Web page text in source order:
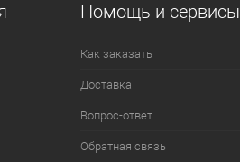
Помощь и сервисы
Как заказать
Доставка
Вопрос-ответ
Обратная связь